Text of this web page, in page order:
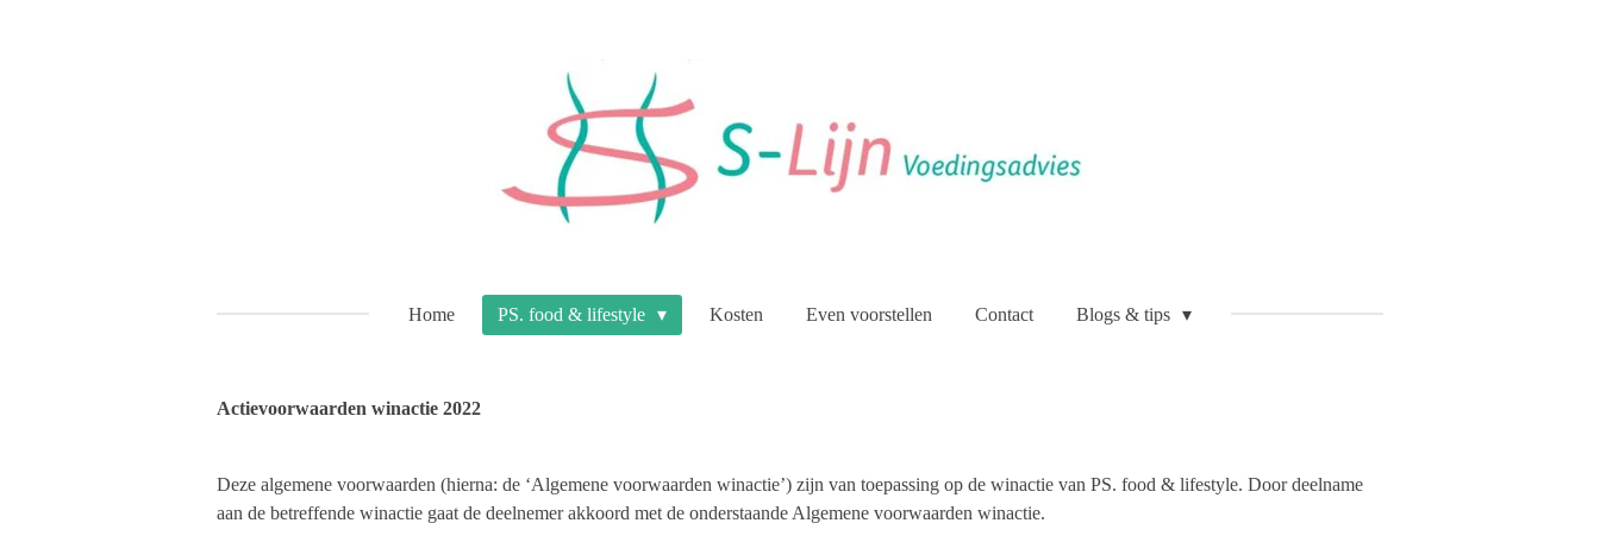
Home PS. food & lifestyle Kosten Even voorstellen Contact Blogs & tips
Actievoorwaarden winactie 2022
Deze algemene voorwaarden (hierna: de ‘Algemene voorwaarden winactie’) zijn van toepassing op de winactie van PS. food & lifestyle. Door deelname
aan de betreffende winactie gaat de deelnemer akkoord met de onderstaande Algemene voorwaarden winactie.